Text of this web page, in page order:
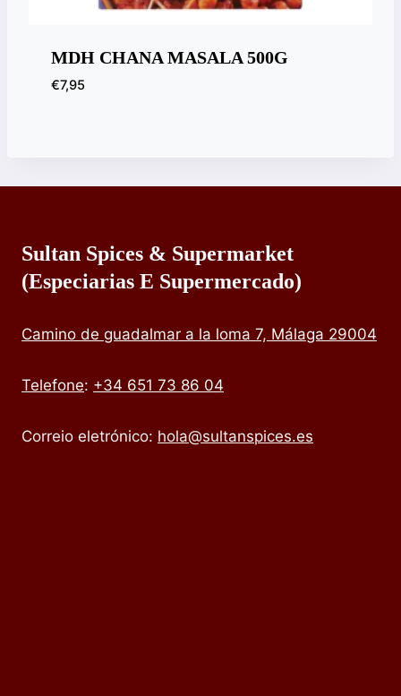
MDH CHANA MASALA 500G
€7,95
Sultan Spices & Supermarket
(especiarias E Supermercado)
Camino de guadalmar a la loma 7, Málaga 29004
Telefone: +34 651 73 86 04
Correio eletrónico: hola@sultanspices.es